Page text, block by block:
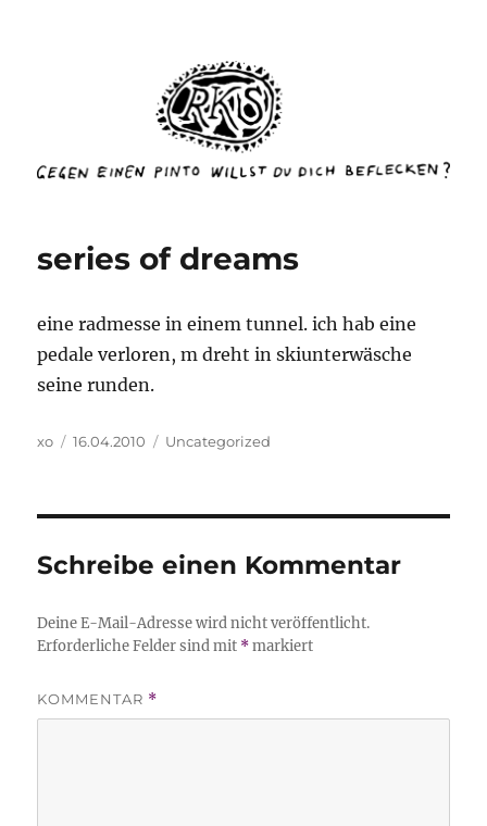
rottenkinckschow
series of dreams
eine radmesse in einem tunnel. ich hab eine
pedale verloren, m dreht in skiunterwäsche
seine runden.
Autor
xo
Veröffentlicht
16.04.2010 Kategorien
Uncategorized
Schreibe einen Kommentar
Deine E-Mail-Adresse wird nicht veröffentlicht.
Erforderliche Felder sind mit *markiert
KOMMENTAR *